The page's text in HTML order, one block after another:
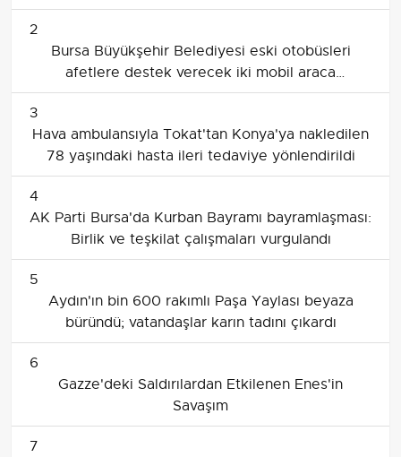
2
Bursa Büyükşehir Belediyesi eski otobüsleri
afetlere destek verecek iki mobil araca
dönüştürüyor
3
Hava ambulansıyla Tokat'tan Konya'ya nakledilen
78 yaşındaki hasta ileri tedaviye yönlendirildi
4
AK Parti Bursa'da Kurban Bayramı bayramlaşması:
Birlik ve teşkilat çalışmaları vurgulandı
5
Aydın'ın bin 600 rakımlı Paşa Yaylası beyaza
büründü; vatandaşlar karın tadını çıkardı
6
Gazze'deki Saldırılardan Etkilenen Enes'in
Savaşım
7